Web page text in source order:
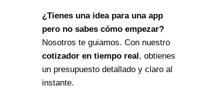
¿Tienes una idea para una app
pero no sabes cómo empezar?
Nosotros te guiamos. Con nuestro
cotizador en tiempo real, obtienes
un presupuesto detallado y claro al
instante.